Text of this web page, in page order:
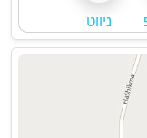
s
s
i
s
b
l
ניווט